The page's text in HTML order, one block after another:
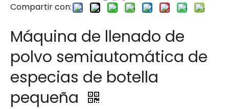
Compartir con:
Máquina de llenado de
polvo semiautomática de
especias de botella
pequeña